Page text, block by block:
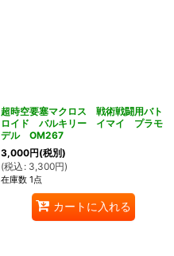
超時空要塞マクロス 戦術戦闘用バト
ロイド バルキリー イマイ プラモ
デル OM267
3,000円(税別)
(税込 : 3,300円)
在庫数 1点
カートに入れる